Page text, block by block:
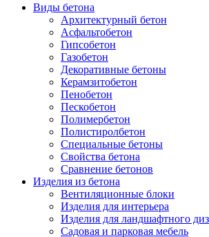
Виды бетона
Архитектурный бетон
Асфальтобетон
Гипсобетон
Газобетон
Декоративные бетоны
Керамзитобетон
Пенобетон
Пескобетон
Полимербетон
Полистиролбетон
Специальные бетоны
Свойства бетона
Сравнение бетонов
Изделия из бетона
Вентиляционные блоки
Изделия для интерьера
Изделия для ландшафтного
Садовая и парковая мебель